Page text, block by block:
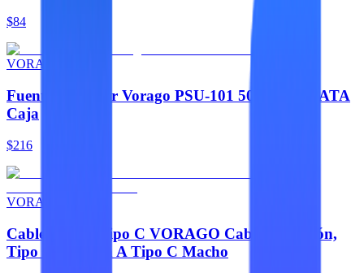
$84
VORAGO
Fuente De Poder Vorago PSU-101 500W 2 X SATA
Caja
$216
VORAGO
Cables Cable Tipo C VORAGO Cable Extensión,
Tipo C Hembra A Tipo C Macho